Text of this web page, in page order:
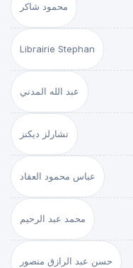
محمود شاكر
Librairie Stephan
عبد الله المدني
تشارلز ديكنز
عباس محمود العقاد
محمد عبد الرحيم
حسن عبد الرازق منصور